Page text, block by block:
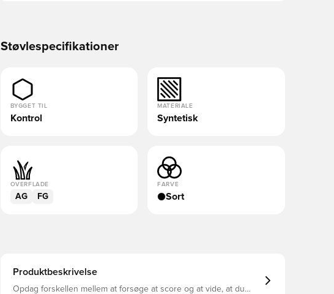
Støvlespecifikationer
BYGGET TIL
Kontrol
MATERIALE
Syntetisk
OVERFLADE
AG FG
FARVE
Sort
Produktbeskrivelse
Opdag forskellen mellem at forsøge at score og at vide, at du